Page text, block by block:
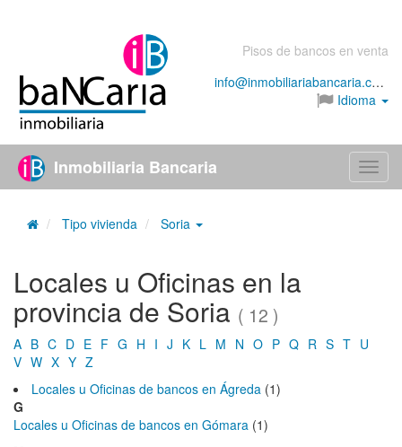
Pisos de bancos en venta
info@inmobiliariabancaria.com
Idioma
Menú
Inmobiliaria Bancaria
Tipo vivienda Soria
Locales u Oficinas en la
provincia de Soria ( 12 )
A B C D E F G H I J K L M N O P Q R S T U
V W X Y Z
Locales u Oficinas de bancos en Ágreda (1)
G
Locales u Oficinas de bancos en Gómara (1)